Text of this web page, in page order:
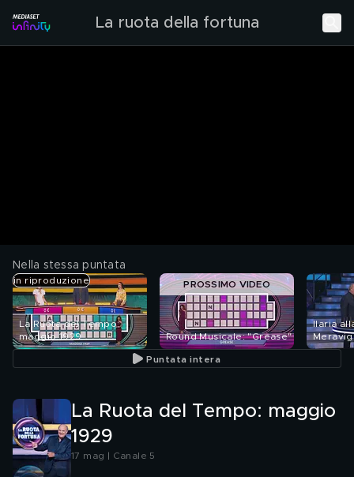
La ruota della fortuna
Nella stessa puntata
in riproduzione
La Ruota del Tempo:
maggio 1929
Round Musicale: "Grease"
PROSSIMO VIDEO
Ilaria
Puntata intera
La Ruota del Tempo: maggio
1929
17 mag | Canale 5